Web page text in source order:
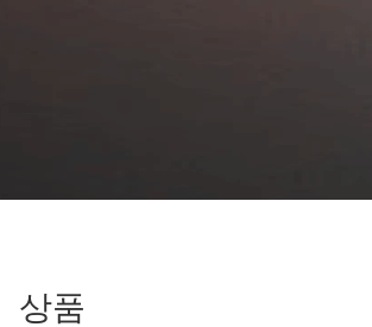
상품